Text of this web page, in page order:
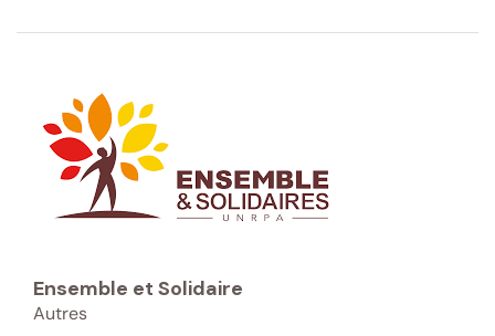
Ensemble et Solidaire
Autres